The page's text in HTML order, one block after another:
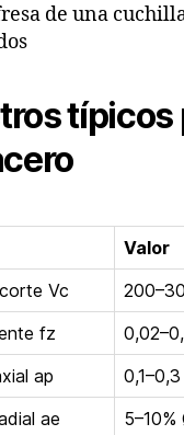
de una
típicos
Valor
Vc
fz
ap
ae
5–10%